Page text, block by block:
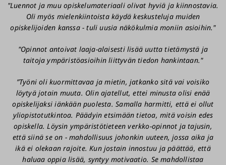
>Ilmoittautuminen Ympäristötieteen kirjallisuus -
jaksolle (suomenkiel. suoritus) 12.8. - 15.10.2026
>Ilmoittautuminen Ympäristötieteen kirjallisuus -
>Ilmoittautuminen Ympäristötieteen kirjallisuus -
>Ilmoittautuminen Ympäristötieteen kirjallisuus -
jaksolle (englanninkiel. suoritus) 2.12.2026 - 20.5.2027
Opinto-oikeuden saaneille lähetetään
sähköpostiviesti, jossa ovat ohjeet opiskelun
aloittamiseen.
Esitietovaatimukset:Voit ilmoittautua aineopintoihin,
jos sinulla on suoritettuna ympäristötieteen
ympäristöongelmat (5 op) -jakso.
aloitusohjaukseen 10.9. ja ilmoittautumaan opintoihin
viimeistään 29.9., jolloin pääset osallistumaan
ohjattuun opintoryhmätyöskentelyyn. Jos olet
kiinnostunut aloittamaan opinnot ympäristötieteen
seminaari-jaksolla (ja arvioit omaavasi riittävät taidot),
ilmoittaudu opintoihin viimeistään 1.9.
>Ilmoittautuminen 12.8. - 15.10.2026
"Luennot ja muu opiskelumateriaali olivat hyviä ja kiinnostavia.
Oli myös mielenkiintoista käydä keskusteluja muiden
opiskelijoiden kanssa - tuli uusia näkökulmia moniin asioihin."
"Opinnot antoivat laaja-alaisesti lisää uutta tietämystä ja
taitoja ympäristöasioihin liittyvän tiedon hankintaan."
”Työni oli kuormittavaa ja mietin, jatkanko sitä vai voisiko
löytyä jotain muuta. Olin ajatellut, ettei minusta olisi enää
opiskelijaksi iänkään puolesta. Samalla harmitti, että ei ollut
yliopistotutkintoa. Päädyin etsimään tietoa, mitä voisin edes
opiskella. Löysin ympäristötieteen verkko-opinnot ja tajusin,
että siinä se on - mahdollisuus johonkin uuteen, jossa aika ja
ikä ei olekaan rajoite. Kun jostain innostuu ja päättää, että
haluaa oppia lisää, syntyy motivaatio. Se mahdollistaa